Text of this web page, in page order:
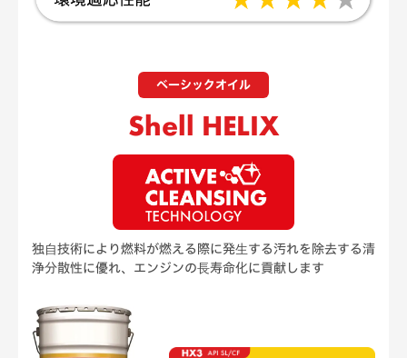
ベーシックオイル
Shell HELIX
独⾃技術により燃料が燃える際に発⽣する汚れを除去する清
浄分散性に優れ、エンジンの⻑寿命化に貢献します